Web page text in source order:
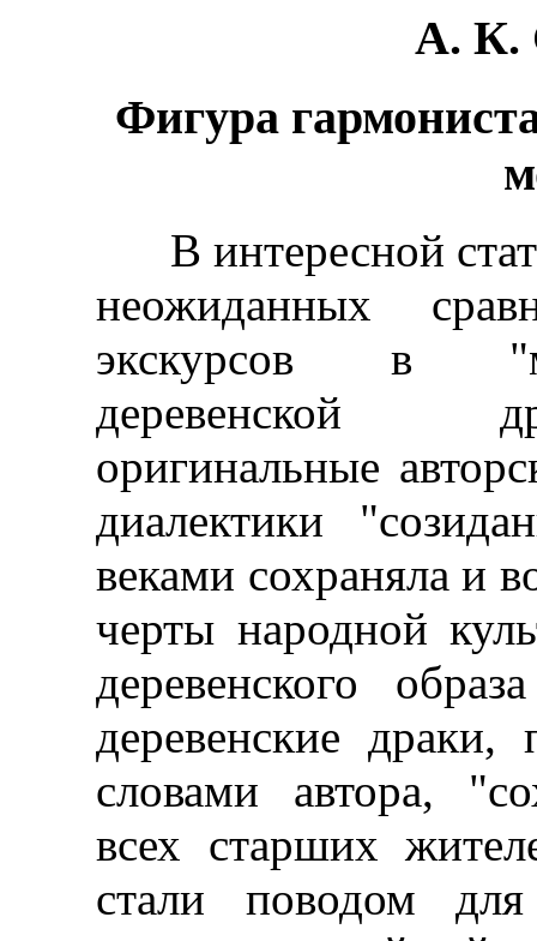
А. К.
Фигура
В интересной
неожиданных
экскурсов в
деревенской
оригинальные
диалектики
веками сохраняла и
черты народной
деревенского
деревенские
словами автора,
всех старших
стали поводом